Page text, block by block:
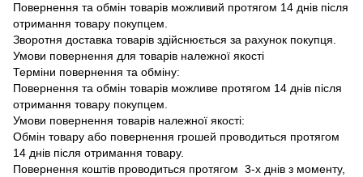
Повернення та обмін товарів можливий протягом 14 днів після
отримання товару покупцем.
Зворотня доставка товарів здійснюється за рахунок покупця.
Умови повернення для товарів належної якості
Терміни повернення та обміну:
Повернення та обмін товарів можливе протягом 14 днів після
отримання товару покупцем.
Умови повернення товарів належної якості:
Обмін товару або повернення грошей проводиться протягом
14 днів після отримання товару.
Повернення коштів проводиться протягом 3-х днів з моменту,